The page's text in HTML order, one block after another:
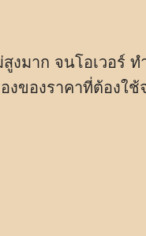
งมาก จนโอเวอร์
งของราคาที่ต้องใช้